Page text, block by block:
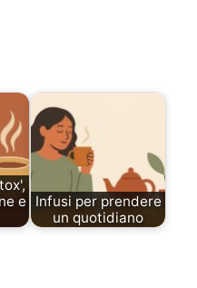
e
Infusi per prendere
un quotidiano